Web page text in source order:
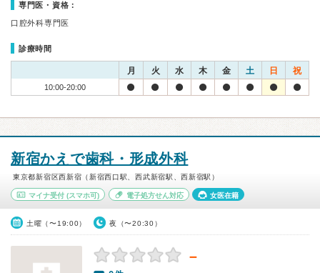
専門医・資格：
口腔外科専門医
診療時間
月 火 水 木 金 土 日 祝
10:00-20:00
新宿かえで歯科・形成外科
東京都新宿区西新宿（新宿西口駅、西武新宿駅、西新宿駅）
マイナ受付 (スマホ可) 電子処方せん対応 女医在籍
土曜（〜19:00） 夜（〜20:30）
－